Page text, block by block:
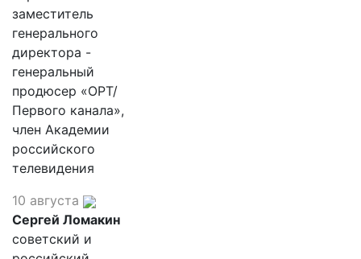
заместитель
генерального
директора -
генеральный
продюсер «ОРТ/
Первого канала»,
член Академии
российского
телевидения
10 августа
Сергей Ломакин
советский и